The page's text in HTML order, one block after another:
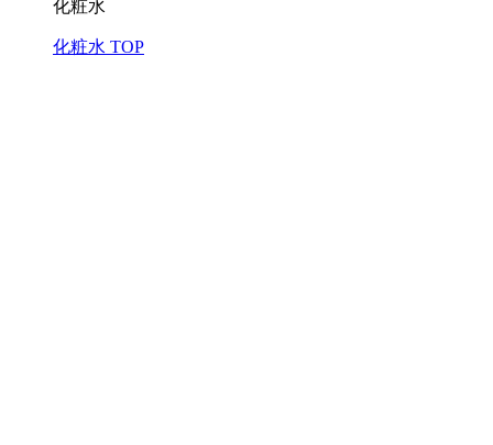
化粧水
化粧水 TOP